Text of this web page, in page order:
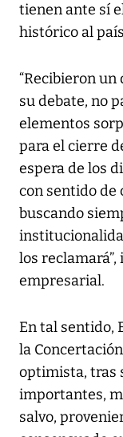
tienen ante sí
histórico al
“Recibieron
su debate, no
elementos
para el cierre
espera de los
con sentido de
buscando
los
empresarial.
En tal sentido,
la
optimista, tras
importantes,
salvo,